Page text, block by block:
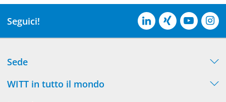
Seguici!
Sede
WITT in tutto il mondo